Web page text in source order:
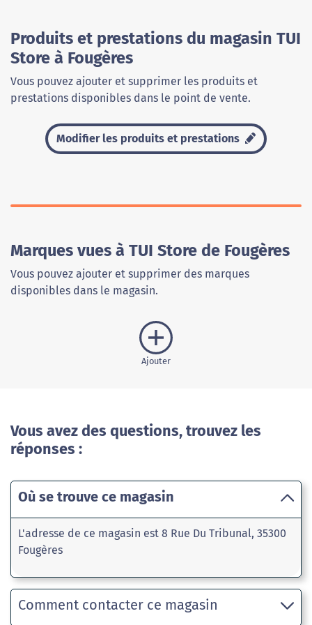
Produits et prestations du magasin TUI
Store à Fougères
Vous pouvez ajouter et supprimer les produits et
prestations disponibles dans le point de vente.
Modifier les produits et prestations
Marques vues à TUI Store de Fougères
Vous pouvez ajouter et supprimer des marques
disponibles dans le magasin.
Ajouter
Vous avez des questions, trouvez les
réponses :
Où se trouve ce magasin
L'adresse de ce magasin est 8 Rue Du Tribunal, 35300
Fougères
Comment contacter ce magasin